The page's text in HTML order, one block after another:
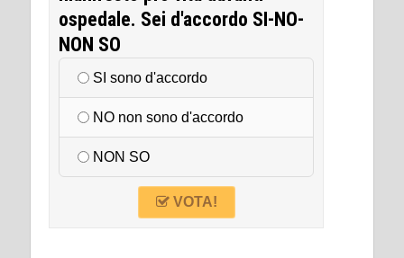
ospedale. Sei d'accordo SI-NO-
NON SO
SI sono d'accordo
NO non sono d'accordo
NON SO
VOTA!